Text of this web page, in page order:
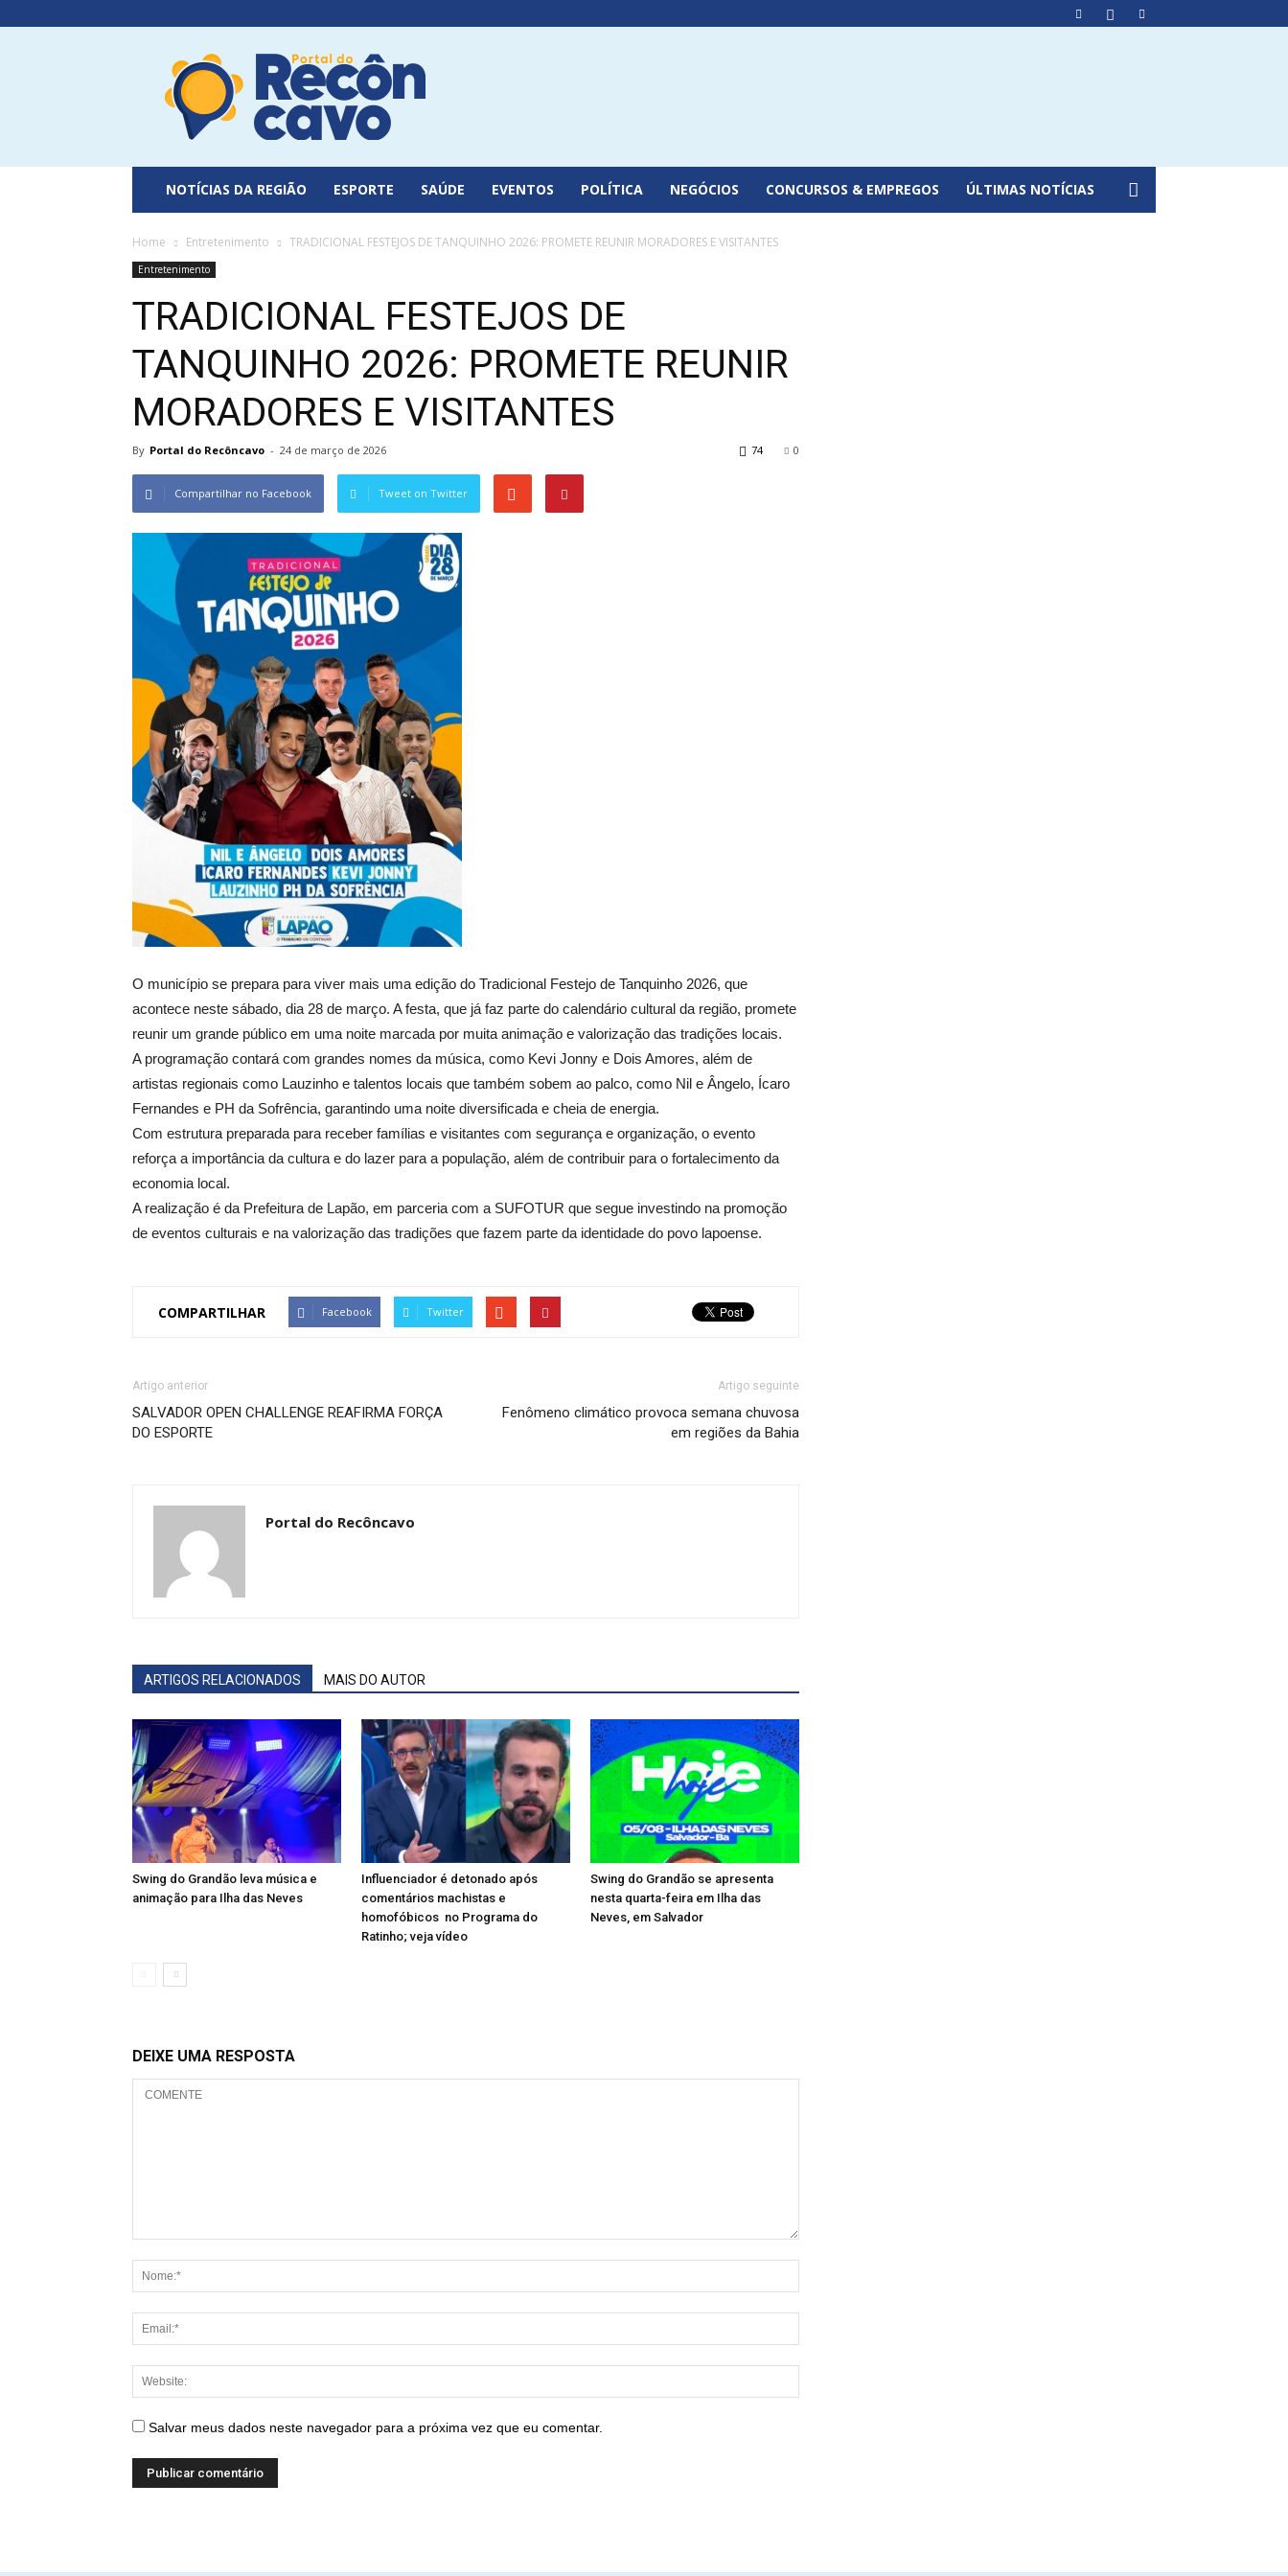
Portal
do
Recôncavo
NOTÍCIAS DA REGIÃO ESPORTE SAÚDE EVENTOS POLÍTICA NEGÓCIOS CONCURSOS & EMPREGOS ÚLTIMAS NOTÍCIAS
Home Entretenimento TRADICIONAL FESTEJOS DE TANQUINHO 2026: PROMETE REUNIR MORADORES E VISITANTES
Entretenimento
TRADICIONAL FESTEJOS DE
TANQUINHO 2026: PROMETE REUNIR
MORADORES E VISITANTES
By Portal do Recôncavo - 24 de março de 2026 0
74
Compartilhar no Facebook Tweet on Twitter
O município se prepara para viver mais uma edição do Tradicional Festejo de Tanquinho 2026, que
acontece neste sábado, dia 28 de março. A festa, que já faz parte do calendário cultural da região, promete
reunir um grande público em uma noite marcada por muita animação e valorização das tradições locais.
A programação contará com grandes nomes da música, como Kevi Jonny e Dois Amores, além de
artistas regionais como Lauzinho e talentos locais que também sobem ao palco, como Nil e Ângelo, Ícaro
Fernandes e PH da Sofrência, garantindo uma noite diversificada e cheia de energia.
Com estrutura preparada para receber famílias e visitantes com segurança e organização, o evento
reforça a importância da cultura e do lazer para a população, além de contribuir para o fortalecimento da
economia local.
A realização é da Prefeitura de Lapão, em parceria com a SUFOTUR que segue investindo na promoção
de eventos culturais e na valorização das tradições que fazem parte da identidade do povo lapoense.
COMPARTILHAR Facebook Twitter
Artigo anterior
SALVADOR OPEN CHALLENGE REAFIRMA FORÇA
DO ESPORTE
Artigo seguinte
Fenômeno climático provoca semana chuvosa
em regiões da Bahia
Portal do Recôncavo
ARTIGOS RELACIONADOS MAIS DO AUTOR
Swing do Grandão leva música e
animação para Ilha das Neves
Influenciador é detonado após
comentários machistas e
homofóbicos no Programa do
Ratinho; veja vídeo
Swing do Grandão se apresenta
nesta quarta-feira em Ilha das
Neves, em Salvador
DEIXE UMA RESPOSTA
Salvar meus dados neste navegador para a próxima vez que eu comentar.